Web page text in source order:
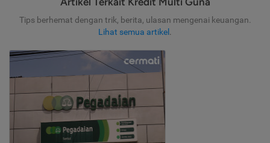
Tips berhemat dengan trik, berita, ulasan mengenai keuangan.
Lihat semua artikel .